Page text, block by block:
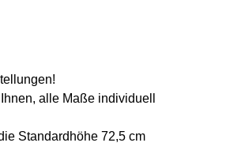
alle Maße individuell
Standardhöhe 72,5 cm